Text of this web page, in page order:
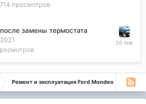
просмотров
замены термостата
Ремонт и эксплуатация Ford Mondeo